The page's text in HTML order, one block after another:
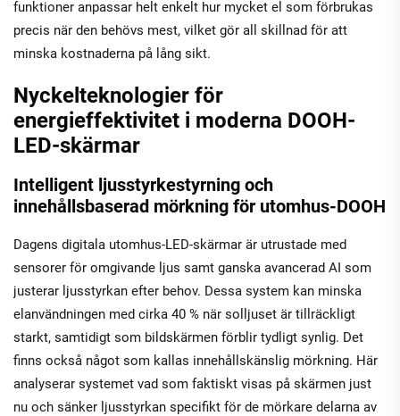
funktioner anpassar helt enkelt hur mycket el som förbrukas
precis när den behövs mest, vilket gör all skillnad för att
minska kostnaderna på lång sikt.
Nyckelteknologier för
energieffektivitet i moderna DOOH-
LED-skärmar
Intelligent ljusstyrkestyrning och
innehållsbaserad mörkning för utomhus-DOOH
Dagens digitala utomhus-LED-skärmar är utrustade med
sensorer för omgivande ljus samt ganska avancerad AI som
justerar ljusstyrkan efter behov. Dessa system kan minska
elanvändningen med cirka 40 % när solljuset är tillräckligt
starkt, samtidigt som bildskärmen förblir tydligt synlig. Det
finns också något som kallas innehållskänslig mörkning. Här
analyserar systemet vad som faktiskt visas på skärmen just
nu och sänker ljusstyrkan specifikt för de mörkare delarna av